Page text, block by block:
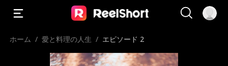
ホーム / 愛と料理の人生 / エピソード 2